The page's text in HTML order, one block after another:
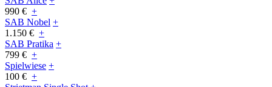
990 € +
SAB Nobel +
1.150 € +
SAB Pratika +
799 € +
Spielwiese +
100 € +